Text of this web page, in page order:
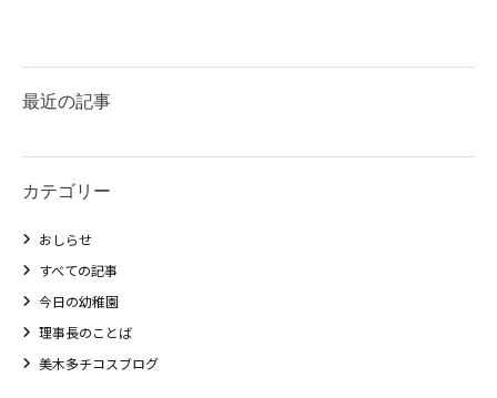
最近の記事
カテゴリー
おしらせ
すべての記事
今日の幼稚園
理事長のことば
美木多チコスブログ